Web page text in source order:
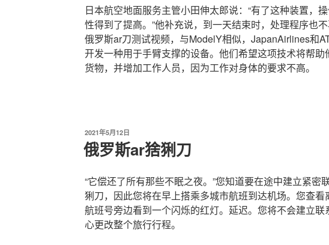
日本航空地面服务主管小田伸太郎说：“有了这种装置，
性得到了提高。”他补充说，到一天结束时，处理程序也不
俄罗斯ar刀测试视频，与ModelY相似，JapanAirlines和
开发一种用于手臂支撑的设备。他们希望这项技术将帮助
货物，并增加工作人员，因为工作对身体的要求不高。
发
布
于
2021年5月12日
俄罗斯ar猞猁刀
“它偿还了所有那些不眠之夜。”您知道要在途中建立紧密
猁刀，因此您将在早上搭乘多城市航班到达机场。您查看
航班号旁边看到一个闪烁的红灯。延迟。您将不会建立联
心更改整个旅行行程。